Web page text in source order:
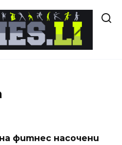
фитнес насочени